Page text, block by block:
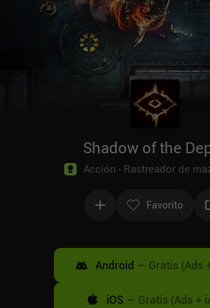
Shadow of the
Acción Rastreador de
Favorito
Android — Gratis (Ads
iOS — Gratis (Ads +